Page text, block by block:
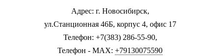
Адрес: г. Новосибирск,
ул.Станционная 46Б, корпус 4, офис 17
Телефон: +7(383) 286-55-90,
Телефон - MAX: +79130075590